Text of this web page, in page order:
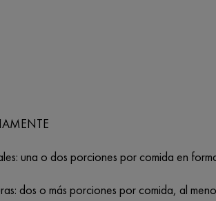
una o dos porciones por comida en
dos o más porciones por comida, al